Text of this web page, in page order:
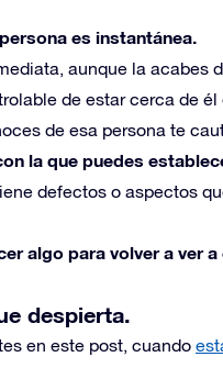
es instantánea.
aunque la acabes
de estar cerca de él
de esa persona te
la que puedes
defectos o aspectos
algo para volver a ver a
despierta.
en este post, cuando